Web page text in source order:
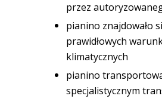
przez
pianino znajdowało
prawidłowych
klimatycznych
pianino
specjalistycznym